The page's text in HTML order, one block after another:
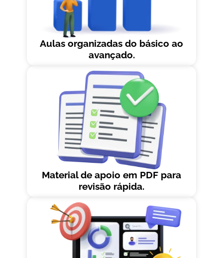
Aulas organizadas do básico ao
avançado.
Material de apoio em PDF para
revisão rápida.